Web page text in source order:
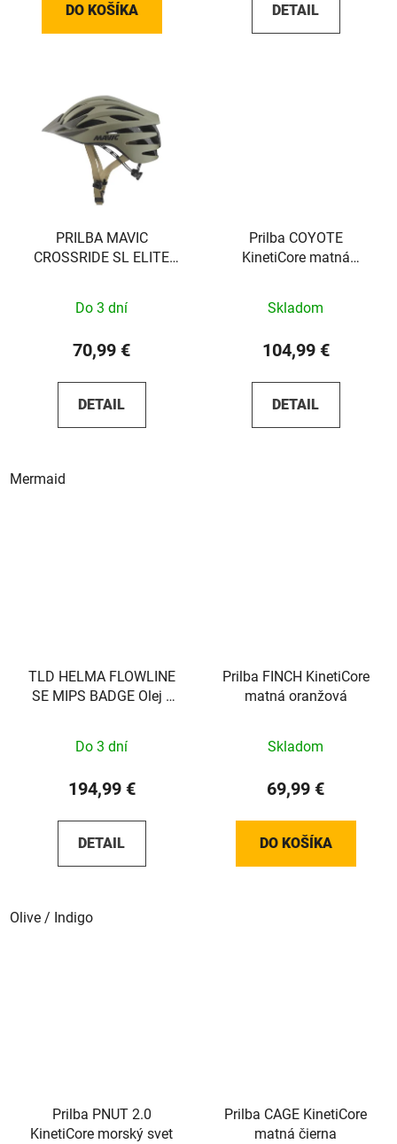
DO KOŠÍKA DETAIL
PRILBA MAVIC
CROSSRIDE SL ELITE
Do 3 dní
70,99 €
DETAIL
Mermaid
Prilba COYOTE
KinetiCore matná
Skladom
104,99 €
DETAIL
TLD HELMA FLOWLINE
SE MIPS BADGE Olej /
Do 3 dní
194,99 €
DETAIL
Olive / Indigo
Prilba FINCH KinetiCore
matná oranžová
Skladom
69,99 €
DO KOŠÍKA
Prilba PNUT 2.0
KinetiCore morský svet
Prilba CAGE KinetiCore
matná čierna